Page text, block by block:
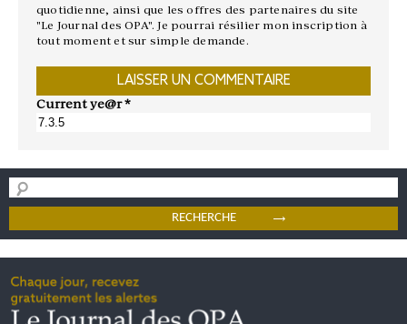
quotidienne, ainsi que les offres des partenaires du site
"Le Journal des OPA". Je pourrai résilier mon inscription à
tout moment et sur simple demande.
Current ye@r*